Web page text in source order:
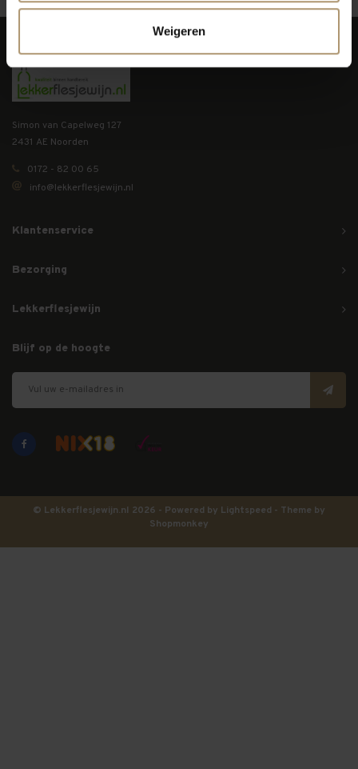
Weigeren
Simon van Capelweg 127
2431 AE Noorden
0172 - 82 00 65
info@lekkerflesjewijn.nl
Klantenservice
Bezorging
Lekkerflesjewijn
Blijf op de hoogte
© Lekkerflesjewijn.nl 2026 - Powered by Lightspeed - Theme by
Shopmonkey